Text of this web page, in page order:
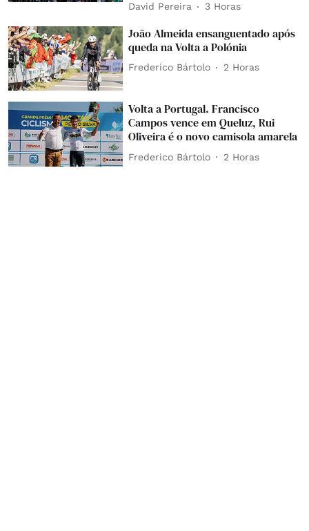
David Pereira 3 Horas
João Almeida ensanguentado após
queda na Volta a Polónia
Frederico Bártolo 2 Horas
Volta a Portugal. Francisco
Campos vence em Queluz, Rui
Oliveira é o novo camisola amarela
Frederico Bártolo 2 Horas